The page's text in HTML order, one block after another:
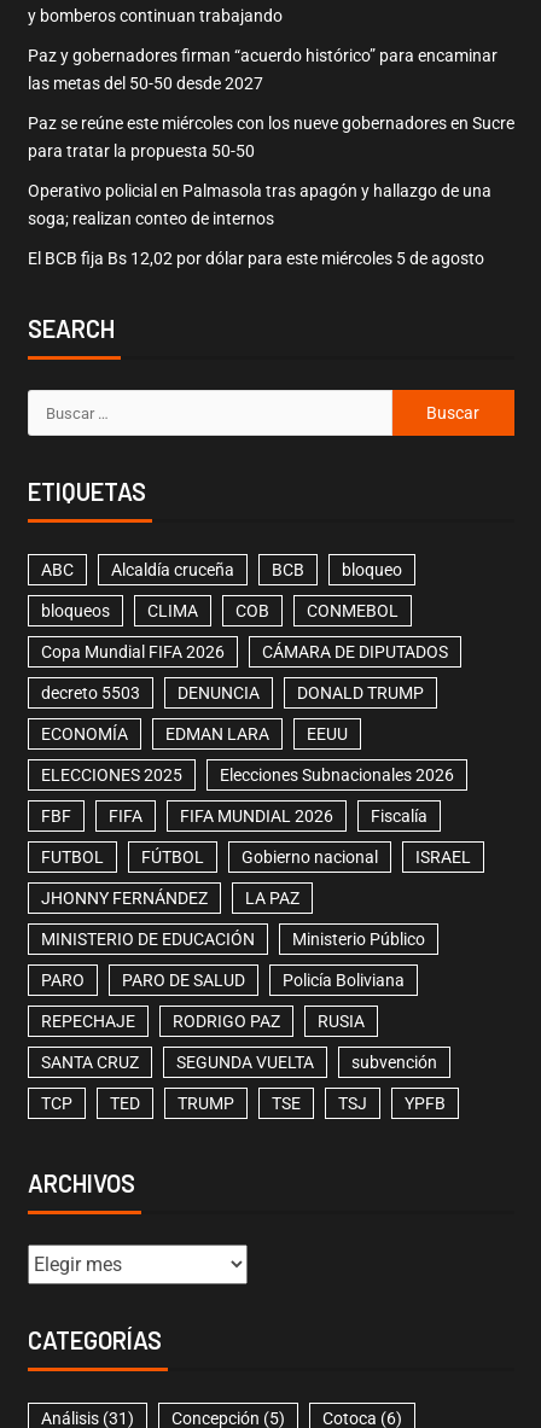
y bomberos continuan trabajando
Paz y gobernadores firman “acuerdo histórico” para encaminar
las metas del 50-50 desde 2027
Paz se reúne este miércoles con los nueve gobernadores en Sucre
para tratar la propuesta 50-50
Operativo policial en Palmasola tras apagón y hallazgo de una
soga; realizan conteo de internos
El BCB fija Bs 12,02 por dólar para este miércoles 5 de agosto
SEARCH
ETIQUETAS
ABC Alcaldía cruceña BCB bloqueo
bloqueos CLIMA COB CONMEBOL
Copa Mundial FIFA 2026 CÁMARA DE DIPUTADOS
decreto 5503 DENUNCIA DONALD TRUMP
ECONOMÍA EDMAN LARA EEUU
ELECCIONES 2025 Elecciones Subnacionales 2026
FBF FIFA FIFA MUNDIAL 2026 Fiscalía
FUTBOL FÚTBOL Gobierno nacional ISRAEL
JHONNY FERNÁNDEZ LA PAZ
MINISTERIO DE EDUCACIÓN Ministerio Público
PARO PARO DE SALUD Policía Boliviana
REPECHAJE RODRIGO PAZ RUSIA
SANTA CRUZ SEGUNDA VUELTA subvención
TCP TED TRUMP TSE TSJ YPFB
ARCHIVOS
CATEGORÍAS
Análisis(31) Concepción (5) Cotoca (6)